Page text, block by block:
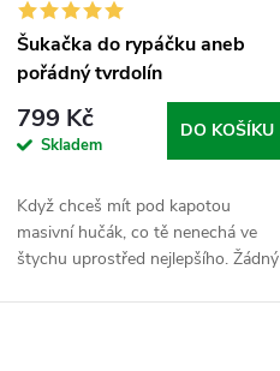
Šukačka do rypáčku aneb
pořádný tvrdolín
799 Kč
Skladem
DO KOŠÍKU
Když chceš mít pod kapotou
masivní hučák, co tě nenechá ve
štychu uprostřed nejlepšího. Žádný